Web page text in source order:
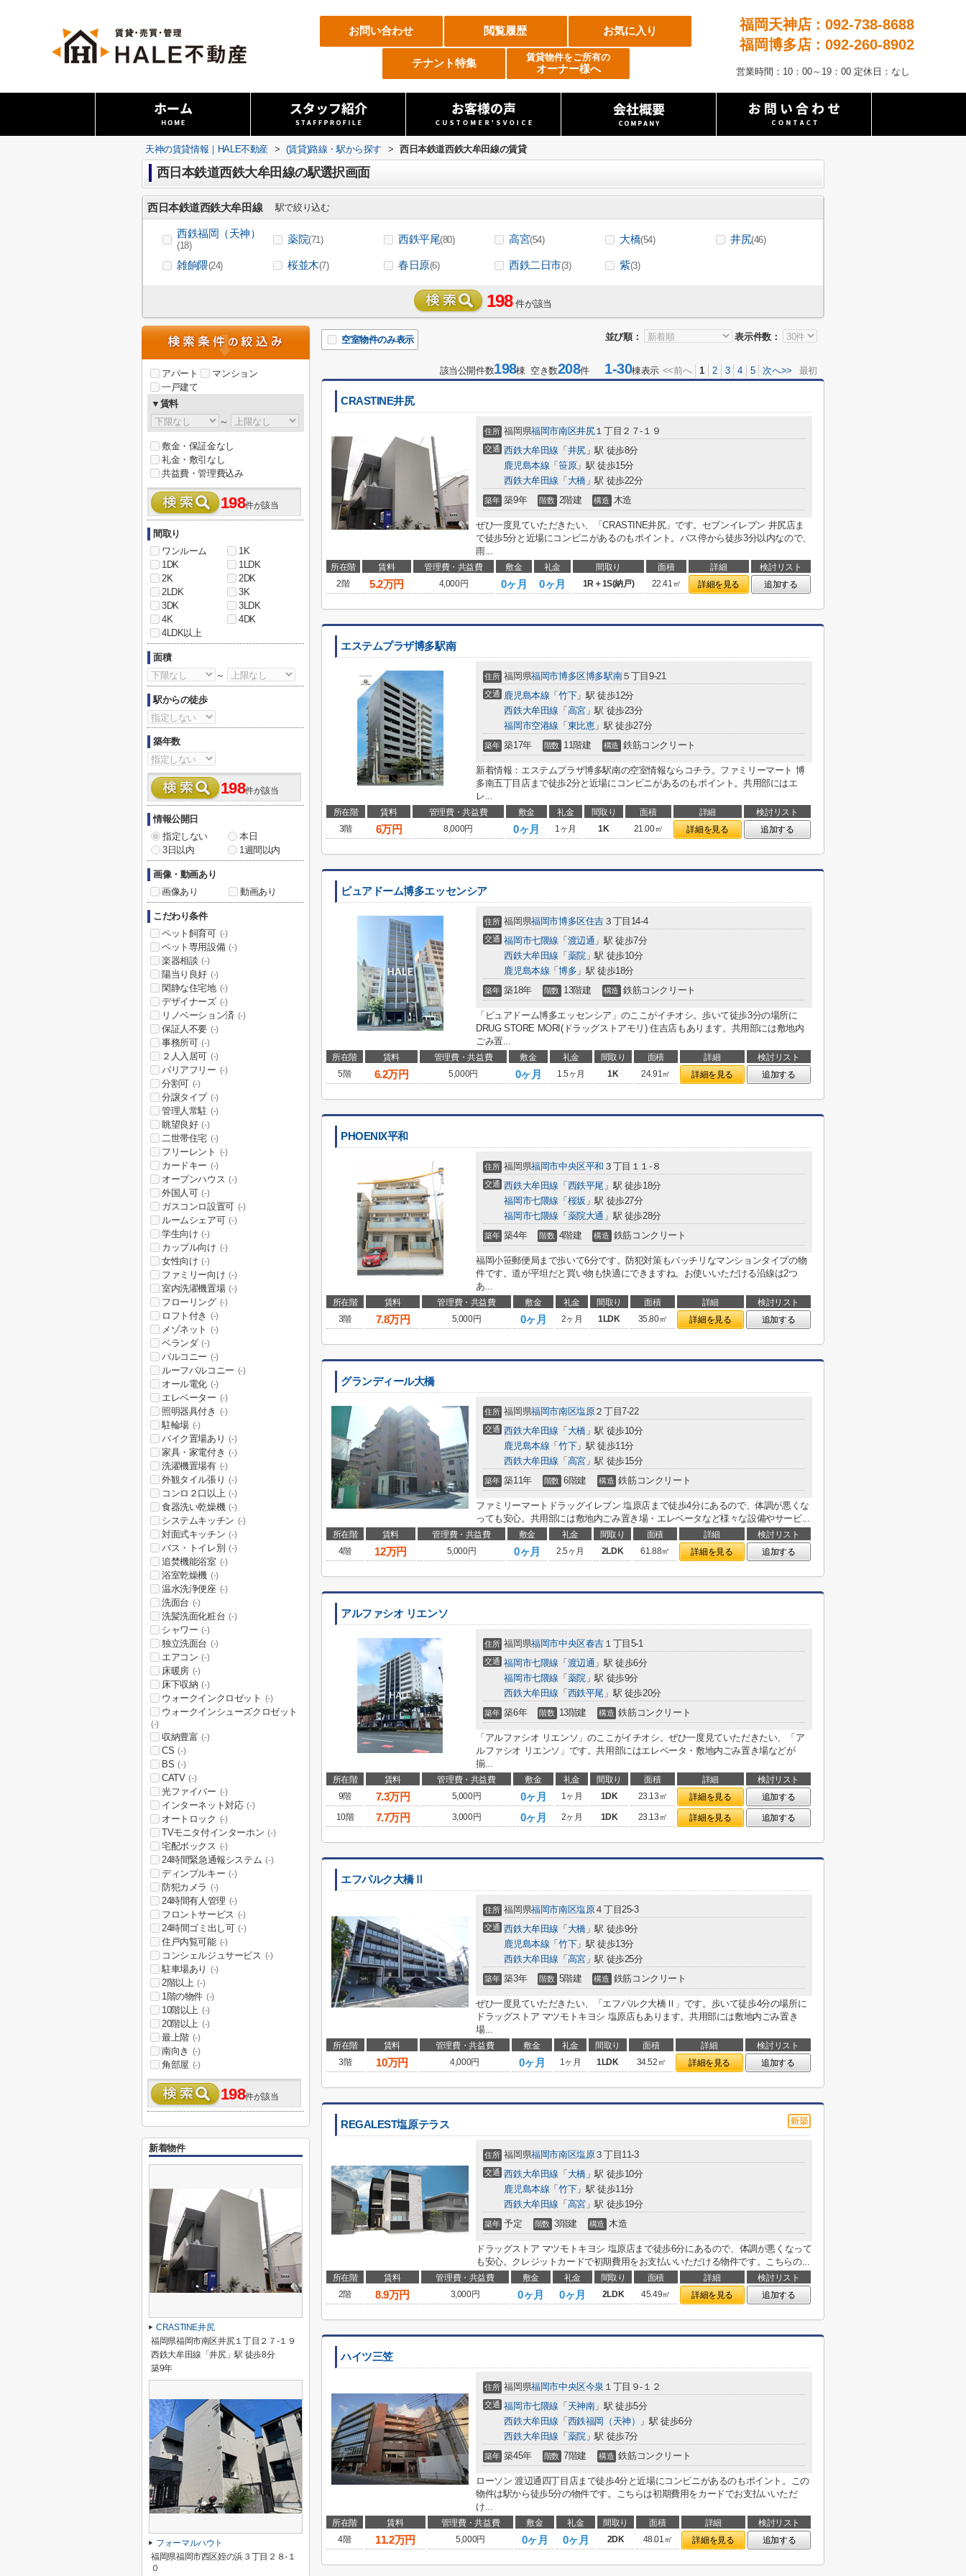
お問い合わせ 閲覧履歴 お気に入り
テナント特集 賃貸物件をご所有の
オーナー様へ
福岡天神店 : 092-738-8688
福岡博多店 : 092-260-8902
営業時間：10：00～19：00 定休日：なし
天神の賃貸情報｜HALE不動産 > (賃貸)路線・駅から探す > 西日本鉄道西鉄大牟田線の賃貸
西日本鉄道西鉄大牟田線の駅選択画面
西日本鉄道西鉄大牟田線 駅で絞り込む
西鉄福岡（天神）
(18)
薬院(71) 西鉄平尾(80) 高宮(54) 大橋(54) 井尻(46)
雑餉隈(24) 桜並木(7) 春日原(6) 西鉄二日市(3) 紫(3)
198 件が該当
並び順： 表示件数：
空室物件のみ表示
該当公開件数198棟 空き数208件1-30棟表示 <<前へ 1 2 3 4 5 次へ>> 最初
CRASTINE井尻
住所 福岡県福岡市南区井尻１丁目２７-１９
交通 西鉄大牟田線 「 井尻」駅 徒歩8分
鹿児島本線 「 笹原」駅 徒歩15分
西鉄大牟田線 「 大橋」駅 徒歩22分
築年 築9年 階数 2階建 構造 木造
ぜひ一度見ていただきたい、「CRASTINE井尻」です。セブンイレブン 井尻店ま
で徒歩5分と近場にコンビニがあるのもポイント。バス停から徒歩3分以内なので、
雨...
所在階 賃料 管理費・共益費 敷金 礼金 間取り 面積 詳細
検討リスト
2階
5.2万円 4,000円 0ヶ月 0ヶ月 1R＋1S(納戸) 22.41㎡ 詳細を見る 追加する
エステムプラザ博多駅南
住所 福岡県福岡市博多区博多駅南５丁目9-21
交通 鹿児島本線 「 竹下」駅 徒歩12分
西鉄大牟田線 「 高宮」駅 徒歩23分
福岡市空港線 「 東比恵」駅 徒歩27分
築年 築17年 階数 11階建 構造 鉄筋コンクリート
新着情報：エステムプラザ博多駅南の空室情報ならコチラ。ファミリーマート 博
多南五丁目店まで徒歩2分と近場にコンビニがあるのもポイント。共用部にはエ
レ...
所在階 賃料 管理費・共益費 敷金 礼金 間取り 面積 詳細
検討リスト
3階
6万円 8,000円 0ヶ月 1ヶ月 1K 21.00㎡ 詳細を見る 追加する
ピュアドーム博多エッセンシア
住所 福岡県福岡市博多区住吉 ３丁目14-4
交通 福岡市七隈線 「 渡辺通 」駅 徒歩7分
西鉄大牟田線 「 薬院」駅 徒歩10分
鹿児島本線 「 博多 」駅 徒歩18分
築年 築18年 階数 13階建 構造 鉄筋コンクリート
「ピュアドーム博多エッセンシア」のここがイチオシ。歩いて徒歩3分の場所に
DRUG STORE MORI(ドラッグストアモリ) 住吉店もあります。共用部には敷地内
ごみ置...
所在階 賃料 管理費・共益費 敷金 礼金 間取り 面積 詳細
検討リスト
5階
6.2万円 5,000円 0ヶ月 1.5ヶ月 1K 24.91㎡ 詳細を見る 追加する
PHOENIX平和
住所 福岡県福岡市中央区平和 ３丁目１１-８
交通 西鉄大牟田線 「 西鉄平尾 」駅 徒歩18分
福岡市七隈線 「 桜坂 」駅 徒歩27分
福岡市七隈線 「 薬院大通 」駅 徒歩28分
築年 築4年 階数 4階建 構造 鉄筋コンクリート
福岡小笹郵便局まで歩いて6分です。防犯対策もバッチリなマンションタイプの物
件です。道が平坦だと買い物も快適にできますね。お使いいただける沿線は2つ
あ...
所在階 賃料 管理費・共益費 敷金 礼金 間取り 面積 詳細
検討リスト
3階
7.8万円 5,000円 0ヶ月 2ヶ月 1LDK 35.80㎡ 詳細を見る 追加する
グランディール大橋
住所 福岡県福岡市南区塩原２丁目7-22
交通 西鉄大牟田線 「 大橋」駅 徒歩10分
鹿児島本線 「 竹下」駅 徒歩11分
西鉄大牟田線 「 高宮」駅 徒歩15分
築年 築11年 階数 6階建 構造 鉄筋コンクリート
ファミリーマートドラッグイレブン 塩原店まで徒歩4分にあるので、体調が悪くな
っても安心。共用部には敷地内ごみ置き場・エレベータなど様々な設備やサービ...
所在階 賃料 管理費・共益費 敷金 礼金 間取り 面積 詳細
検討リスト
4階
12万円 5,000円 0ヶ月 2.5ヶ月 2LDK 61.88㎡ 詳細を見る 追加する
アルファシオ リエンソ
住所 福岡県福岡市中央区春吉 １丁目5-1
交通 福岡市七隈線 「 渡辺通 」駅 徒歩6分
福岡市七隈線 「 薬院」駅 徒歩9分
西鉄大牟田線 「 西鉄平尾 」駅 徒歩20分
築年 築6年 階数 13階建 構造 鉄筋コンクリート
「アルファシオ リエンソ」のここがイチオシ。ぜひ一度見ていただきたい、「ア
ルファシオ リエンソ」です。共用部にはエレベータ・敷地内ごみ置き場などが
揃...
所在階 賃料 管理費・共益費 敷金 礼金 間取り 面積 詳細
検討リスト
9階
7.3万円 5,000円 0ヶ月 1ヶ月 1DK 23.13㎡ 詳細を見る
追加する
10階
7.7万円 3,000円 0ヶ月 2ヶ月 1DK 23.13㎡ 詳細を見る 追加する
エフパルク大橋Ⅱ
住所 福岡県福岡市南区塩原４丁目25-3
交通 西鉄大牟田線 「 大橋」駅 徒歩9分
鹿児島本線 「 竹下」駅 徒歩13分
西鉄大牟田線 「 高宮」駅 徒歩25分
築年 築3年 階数 5階建 構造 鉄筋コンクリート
ぜひ一度見ていただきたい、「エフパルク大橋Ⅱ」です。歩いて徒歩4分の場所に
ドラッグストア マツモトキヨシ 塩原店もあります。共用部には敷地内ごみ置き
場...
所在階 賃料 管理費・共益費 敷金 礼金 間取り 面積 詳細
検討リスト
3階
10万円 4,000円 0ヶ月 1ヶ月 1LDK 34.52㎡ 詳細を見る 追加する
REGALEST塩原テラス
住所 福岡県福岡市南区塩原３丁目11-3
交通 西鉄大牟田線 「 大橋」駅 徒歩10分
鹿児島本線 「 竹下」駅 徒歩11分
西鉄大牟田線 「 高宮」駅 徒歩19分
築年 予定 階数 3階建 構造 木造
ドラッグストア マツモトキヨシ 塩原店まで徒歩6分にあるので、体調が悪くなって
も安心。クレジットカードで初期費用をお支払いいただける物件です。こちらの...
所在階 賃料 管理費・共益費 敷金 礼金 間取り 面積 詳細
検討リスト
2階
8.9万円 3,000円 0ヶ月 0ヶ月 2LDK 45.49㎡ 詳細を見る 追加する
ハイツ三笠
住所 福岡県福岡市中央区今泉 １丁目９-１２
交通 福岡市七隈線 「 天神南」駅 徒歩5分
西鉄大牟田線 「 西鉄福岡（天神）
」駅 徒歩6分
西鉄大牟田線 「 薬院」駅 徒歩7分
築年 築45年 階数 7階建 構造 鉄筋コンクリート
ローソン 渡辺通四丁目店まで徒歩4分と近場にコンビニがあるのもポイント。この
物件は駅から徒歩5分の物件です。こちらは初期費用をカードでお支払いいただ
け...
所在階 賃料 管理費・共益費 敷金 礼金 間取り 面積 詳細
検討リスト
4階
11.2万円 5,000円 0ヶ月 0ヶ月 2DK 48.01㎡ 詳細を見る 追加する
アパート
マンション
一戸建て
▼賃料
～
敷金・保証金なし
礼金・敷引なし
共益費・管理費込み
198件が該当
間取り
ワンルーム
1K
1DK
1LDK
2K
2DK
2LDK
3K
3DK
3LDK
4K
4DK
4LDK以上
面積
～
駅からの徒歩
築年数
198件が該当
情報公開日
指定しない
本日
3日以内
1週間以内
画像・動画あり
画像あり
動画あり
こだわり条件
ペット飼育可 (-)
ペット専用設備 (-)
楽器相談 (-)
陽当り良好 (-)
閑静な住宅地 (-)
デザイナーズ (-)
リノベーション済 (-)
保証人不要 (-)
事務所可 (-)
２人入居可 (-)
バリアフリー (-)
分割可 (-)
分譲タイプ (-)
管理人常駐 (-)
眺望良好 (-)
二世帯住宅 (-)
フリーレント (-)
カードキー (-)
オープンハウス (-)
外国人可 (-)
ガスコンロ設置可 (-)
ルームシェア可 (-)
学生向け (-)
カップル向け (-)
女性向け (-)
ファミリー向け (-)
室内洗濯機置場 (-)
フローリング (-)
ロフト付き (-)
メゾネット (-)
ベランダ (-)
バルコニー (-)
ルーフバルコニー (-)
オール電化 (-)
エレベーター (-)
照明器具付き (-)
駐輪場 (-)
バイク置場あり (-)
家具・家電付き (-)
洗濯機置場有 (-)
外観タイル張り (-)
コンロ２口以上 (-)
食器洗い乾燥機 (-)
システムキッチン (-)
対面式キッチン (-)
バス・トイレ別 (-)
追焚機能浴室 (-)
浴室乾燥機 (-)
温水洗浄便座 (-)
洗面台 (-)
洗髪洗面化粧台 (-)
シャワー (-)
独立洗面台 (-)
エアコン (-)
床暖房 (-)
床下収納 (-)
ウォークインクロゼット (-)
ウォークインシューズクロゼット
(-)
収納豊富 (-)
CS (-)
BS (-)
CATV (-)
光ファイバー (-)
インターネット対応 (-)
オートロック (-)
TVモニタ付インターホン (-)
宅配ボックス (-)
24時間緊急通報システム (-)
ディンプルキー (-)
防犯カメラ (-)
24時間有人管理 (-)
フロントサービス (-)
24時間ゴミ出し可 (-)
住戸内覧可能 (-)
コンシェルジュサービス (-)
駐車場あり (-)
2階以上 (-)
1階の物件 (-)
10階以上 (-)
20階以上 (-)
最上階 (-)
南向き (-)
角部屋 (-)
198件が該当
新着物件
CRASTINE井尻
福岡県福岡市南区井尻１丁目２７-１９
西鉄大牟田線「井尻」駅 徒歩8分
築9年
フォーマルハウト
福岡県福岡市西区姪の浜３丁目２８-１
０